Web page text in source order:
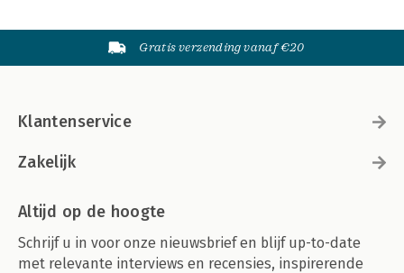
Gratis verzending vanaf €20
Klantenservice
Zakelijk
Altijd op de hoogte
Schrijf u in voor onze nieuwsbrief en blijf up-to-date
met relevante interviews en recensies, inspirerende